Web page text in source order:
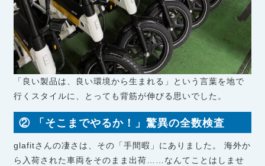
「良い製品は、良い環境から生まれる」という言葉を地で
行くスタイルに、とっても背筋が伸びる思いでした。
② 「そこまでやるか！」驚異の全数検査
glafitさんの凄さは、その「手間暇」にありました。 海外か
ら入荷された車両をそのまま出荷……なんてことはしませ